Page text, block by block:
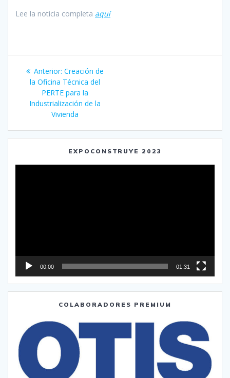
Lee la noticia completa aquí
Navegación
entradas
Anterior: Entrada
anterior:
Creación de
la Oficina Técnica del
PERTE para la
Industrialización de la
Vivienda
EXPOCONSTRUYE 2023
00:00 01:31
COLABORADORES PREMIUM